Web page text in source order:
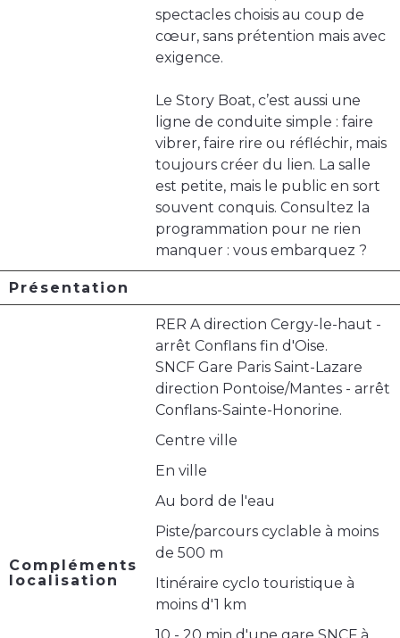
spectacles choisis au coup de
cœur, sans prétention mais avec
exigence.
Le Story Boat, c’est aussi une
ligne de conduite simple : faire
vibrer, faire rire ou réfléchir, mais
toujours créer du lien. La salle
est petite, mais le public en sort
souvent conquis. Consultez la
programmation pour ne rien
manquer : vous embarquez ?
Présentation
Compléments
localisation
RER A direction Cergy-le-haut -
arrêt Conflans fin d'Oise.
SNCF Gare Paris Saint-Lazare
direction Pontoise/Mantes - arrêt
Conflans-Sainte-Honorine.
Centre ville
En ville
Au bord de l'eau
Piste/parcours cyclable à moins
de 500 m
Itinéraire cyclo touristique à
moins d'1 km